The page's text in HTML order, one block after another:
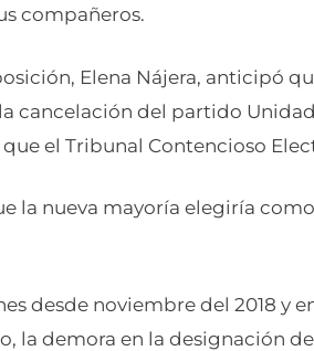
compañeros.
Elena Nájera, anticipó
cancelación del partido
el Tribunal Contencioso
la nueva mayoría elegiría
desde noviembre del 2018 y
la demora en la designación